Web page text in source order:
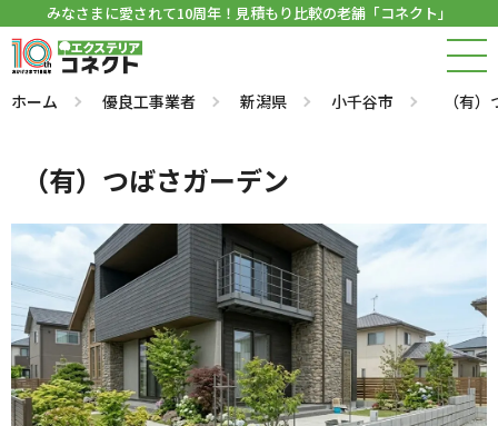
みなさまに愛されて10周年！見積もり比較の老舗「コネクト」
ホーム 優良工事業者 新潟県 小千谷市 （有
（有）つばさガーデン